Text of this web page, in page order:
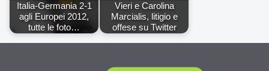
Italia-Germania 2-1
agli Europei 2012,
tutte le foto…
Vieri e Carolina
Marcialis, litigio e
offese su Twitter